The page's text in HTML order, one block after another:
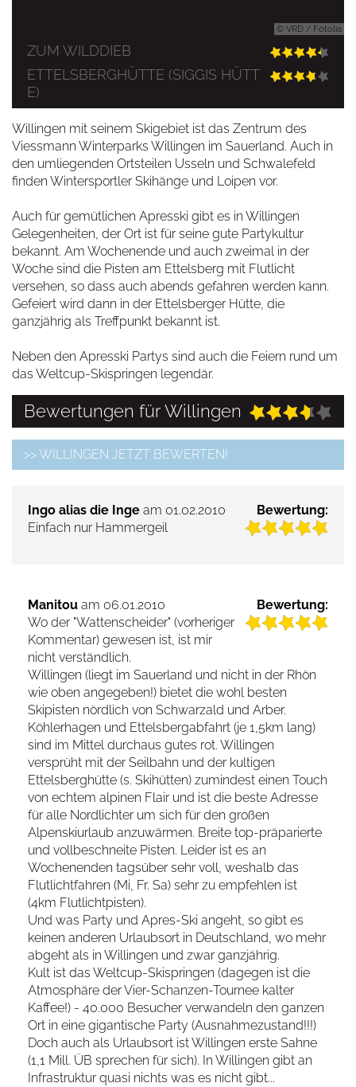
© VRD / Fotolia
ZUM WILDDIEB
ETTELSBERGHÜTTE (SIGGIS HÜTT
E)
Willingen mit seinem Skigebiet ist das Zentrum des
Viessmann Winterparks Willingen im Sauerland. Auch in
den umliegenden Ortsteilen Usseln und Schwalefeld
finden Wintersportler Skihänge und Loipen vor.
Auch für gemütlichen Apresski gibt es in Willingen
Gelegenheiten, der Ort ist für seine gute Partykultur
bekannt. Am Wochenende und auch zweimal in der
Woche sind die Pisten am Ettelsberg mit Flutlicht
versehen, so dass auch abends gefahren werden kann.
Gefeiert wird dann in der Ettelsberger Hütte, die
ganzjährig als Treffpunkt bekannt ist.
Neben den Apresski Partys sind auch die Feiern rund um
das Weltcup-Skispringen legendär.
Bewertungen für Willingen
>> WILLINGEN JETZT BEWERTEN!
Bewertung:
Ingo alias die Inge am 01.02.2010
Einfach nur Hammergeil
Bewertung:
Manitou am 06.01.2010
Wo der "Wattenscheider" (vorheriger
Kommentar) gewesen ist, ist mir
nicht verständlich.
Willingen (liegt im Sauerland und nicht in der Rhön
wie oben angegeben!) bietet die wohl besten
Skipisten nördlich von Schwarzald und Arber.
Köhlerhagen und Ettelsbergabfahrt (je 1,5km lang)
sind im Mittel durchaus gutes rot. Willingen
versprüht mit der Seilbahn und der kultigen
Ettelsberghütte (s. Skihütten) zumindest einen Touch
von echtem alpinen Flair und ist die beste Adresse
für alle Nordlichter um sich für den großen
Alpenskiurlaub anzuwärmen. Breite top-präparierte
und vollbeschneite Pisten. Leider ist es an
Wochenenden tagsüber sehr voll, weshalb das
Flutlichtfahren (Mi, Fr. Sa) sehr zu empfehlen ist
(4km Flutlichtpisten).
Und was Party und Apres-Ski angeht, so gibt es
keinen anderen Urlaubsort in Deutschland, wo mehr
abgeht als in Willingen und zwar ganzjährig.
Kult ist das Weltcup-Skispringen (dagegen ist die
Atmosphäre der Vier-Schanzen-Tournee kalter
Kaffee!) - 40.000 Besucher verwandeln den ganzen
Ort in eine gigantische Party (Ausnahmezustand!!!)
Doch auch als Urlaubsort ist Willingen erste Sahne
(1,1 Mill. ÜB sprechen für sich). In Willingen gibt an
Infrastruktur quasi nichts was es nicht gibt...